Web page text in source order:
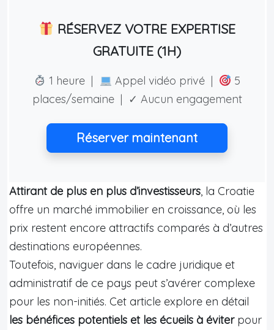
RÉSERVEZ VOTRE EXPERTISE
GRATUITE (1H)
1 heure | Appel vidéo privé |
5
places/semaine | ✓ Aucun engagement
Réserver maintenant
Attirant de plus en plus d’investisseurs, la Croatie
offre un marché immobilier en croissance, où les
prix restent encore attractifs comparés à d’autres
destinations européennes.
Toutefois, naviguer dans le cadre juridique et
administratif de ce pays peut s’avérer complexe
pour les non-initiés. Cet article explore en détail
les bénéfices potentiels et les écueils à éviterpour